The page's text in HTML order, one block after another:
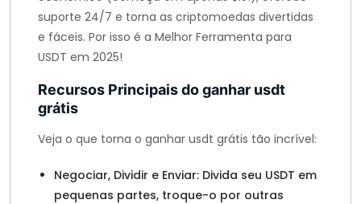
suporte 24/7 e torna as criptomoedas divertidas
e fáceis. Por isso é a Melhor Ferramenta para
USDT em 2025!
Recursos Principais do ganhar usdt
grátis
Veja o que torna o ganhar usdt grátis tão incrível:
Negociar, Dividir e Enviar: Divida seu USDT em
pequenas partes, troque-o por outras